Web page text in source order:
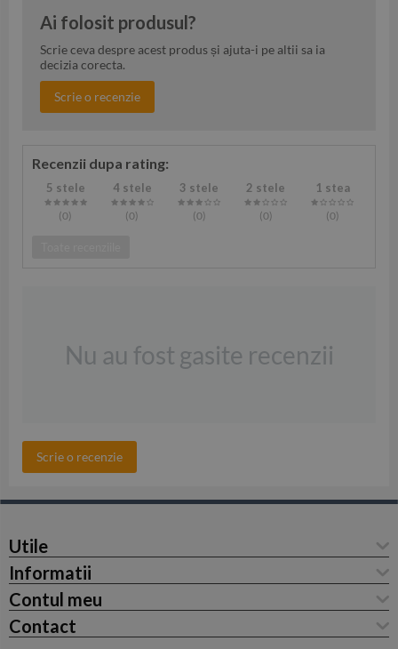
Ai folosit produsul?
Scrie ceva despre acest produs și ajuta-i pe altii sa ia
decizia corecta.
Scrie o recenzie
Recenzii dupa rating:
5 stele
(0)
4 stele
(0)
3 stele
(0)
2 stele
(0)
1 stea
(0)
Nu au fost gasite recenzii
Scrie o recenzie
Utile
Informatii
Contul meu
Contact